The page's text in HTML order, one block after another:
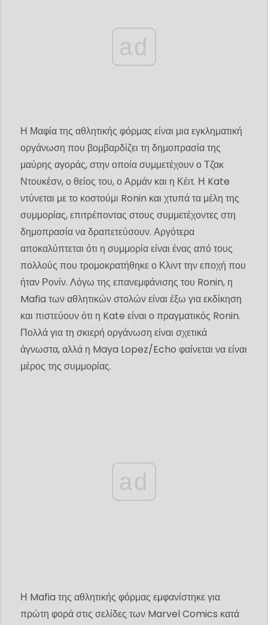
ad
Η Μαφία της αθλητικής φόρμας είναι μια εγκληματική
οργάνωση που βομβαρδίζει τη δημοπρασία της
μαύρης αγοράς, στην οποία συμμετέχουν ο Τζακ
Ντουκέσν, ο θείος του, ο Αρμάν και η Κέιτ. Η Kate
ντύνεται με το κοστούμι Ronin και χτυπά τα μέλη της
συμμορίας, επιτρέποντας στους συμμετέχοντες στη
δημοπρασία να δραπετεύσουν. Αργότερα
αποκαλύπτεται ότι η συμμορία είναι ένας από τους
πολλούς που τρομοκρατήθηκε ο Κλιντ την εποχή που
ήταν Ρονίν. Λόγω της επανεμφάνισης του Ronin, η
Mafia των αθλητικών στολών είναι έξω για εκδίκηση
και πιστεύουν ότι η Kate είναι ο πραγματικός Ronin.
Πολλά για τη σκιερή οργάνωση είναι σχετικά
άγνωστα, αλλά η Maya Lopez/Echo φαίνεται να είναι
μέρος της συμμορίας.
ad
Η Mafia της αθλητικής φόρμας εμφανίστηκε για
πρώτη φορά στις σελίδες των Marvel Comics κατά